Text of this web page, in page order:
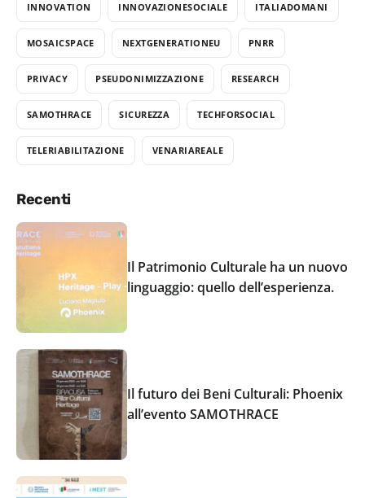
INNOVATION INNOVAZIONESOCIALE ITALIADOMANI
MOSAICSPACE NEXTGENERATIONEU PNRR
PRIVACY PSEUDONIMIZZAZIONE RESEARCH
SAMOTHRACE SICUREZZA TECHFORSOCIAL
TELERIABILITAZIONE VENARIAREALE
Recenti
Il Patrimonio Culturale ha un nuovo
linguaggio: quello dell’esperienza.
Il futuro dei Beni Culturali: Phoenix
all’evento SAMOTHRACE